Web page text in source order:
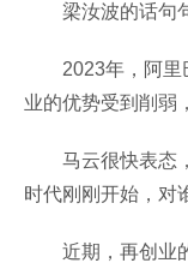
梁汝波的话句
2023年，阿
业的优势受到削弱
马云很快表态
时代刚刚开始，对
近期，再创业